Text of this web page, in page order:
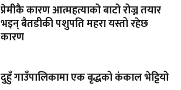
प्रेमीकै कारण आत्महत्याको बाटो रोज्न तयार
भइन् बैतडीकी पशुपति महरा यस्तो रहेछ
कारण
दुहुँ गाउँपालिकामा एक बृद्धको कंकाल भेट्टियो